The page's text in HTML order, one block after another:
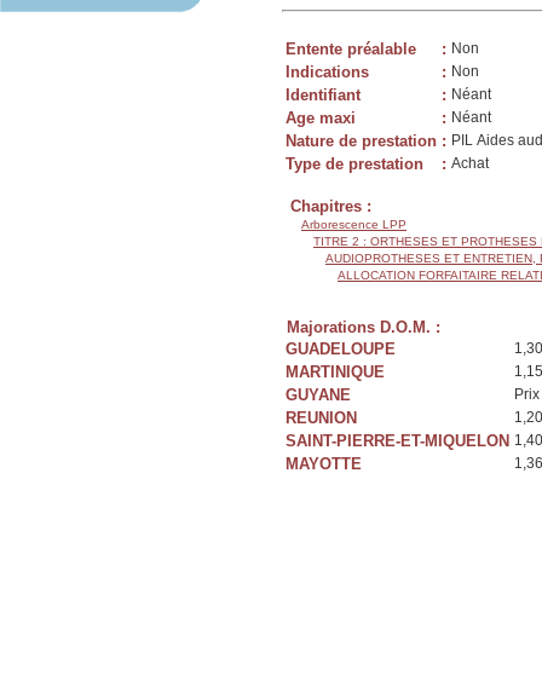
Entente préalable : Non
Indications : Non
Identifiant : Néant
Age maxi : Néant
Nature de prestation : PIL Aides
Type de prestation : Achat
Chapitres :
Arborescence LPP
TITRE 2 : ORTHESES ET PROTHESES
AUDIOPROTHESES ET ENTRETIEN,
ALLOCATION FORFAITAIRE
Majorations D.O.M. :
GUADELOUPE
MARTINIQUE
GUYANE
REUNION
SAINT-PIERRE-ET-MIQUELON
MAYOTTE